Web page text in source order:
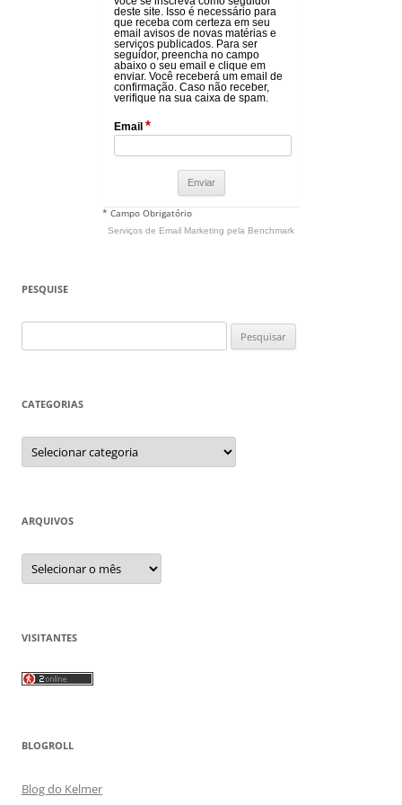
deste site. Isso é necessário para
que receba com certeza em seu
email avisos de novas matérias e
serviços publicados. Para ser
seguidor, preencha no campo
abaixo o seu email e clique em
enviar. Você receberá um email de
confirmação. Caso não receber,
verifique na sua caixa de spam.
Email *
* Campo Obrigatório
Serviços de Email Marketing pela Benchmark
PESQUISE
por:
CATEGORIAS
Categorias
ARQUIVOS
Arquivos
VISITANTES
BLOGROLL
Blog do Kelmer